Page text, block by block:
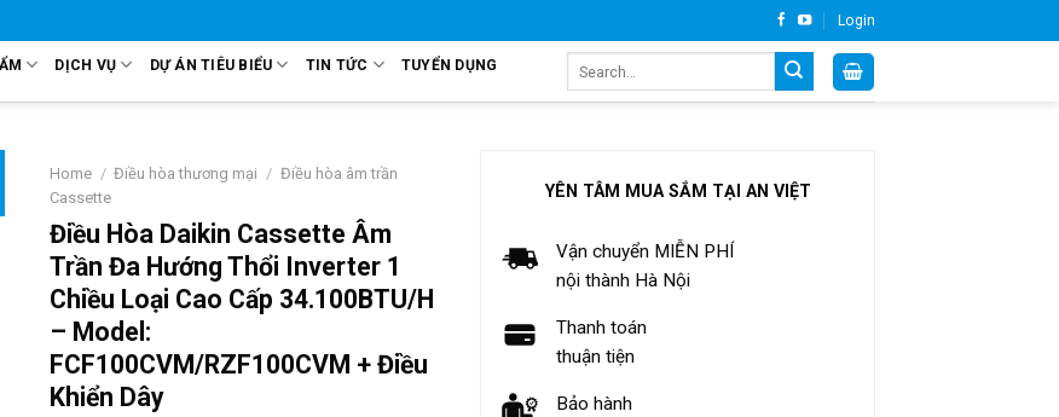
Login
DỊCH VỤ DỰ ÁN TIÊU BIỂU TIN TỨC TUYỂN DỤNG
Home / Điều hòa thương mại / Điều hòa âm trần
Cassette
Điều Hòa Daikin Cassette Âm
Trần Đa Hướng Thổi Inverter 1
Chiều Loại Cao Cấp 34.100BTU/H
– Model:
FCF100CVM/RZF100CVM + Điều
Khiển Dây
YÊN TÂM MUA SẮM TẠI AN VIỆT
Vận chuyển MIỄN PHÍ
nội thành Hà Nội
Thanh toán
thuận tiện
Bảo hành